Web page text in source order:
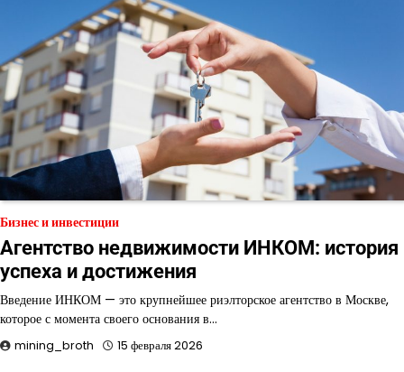
Бизнес и инвестиции
Агентство недвижимости ИНКОМ: история
успеха и достижения
Введение ИНКОМ — это крупнейшее риэлторское агентство в Москве,
которое с момента своего основания в…
mining_broth 15 февраля 2026